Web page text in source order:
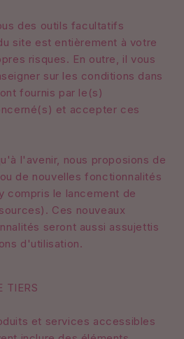
des outils facultatifs
site est entièrement à votre
risques. En outre, il vous
sur les conditions dans
fournis par le(s)
et accepter ces
l'avenir, nous proposions de
de nouvelles fonctionnalités
compris le lancement de
Ces nouveaux
seront aussi assujettis
d'utilisation.
TIERS
et services accessibles